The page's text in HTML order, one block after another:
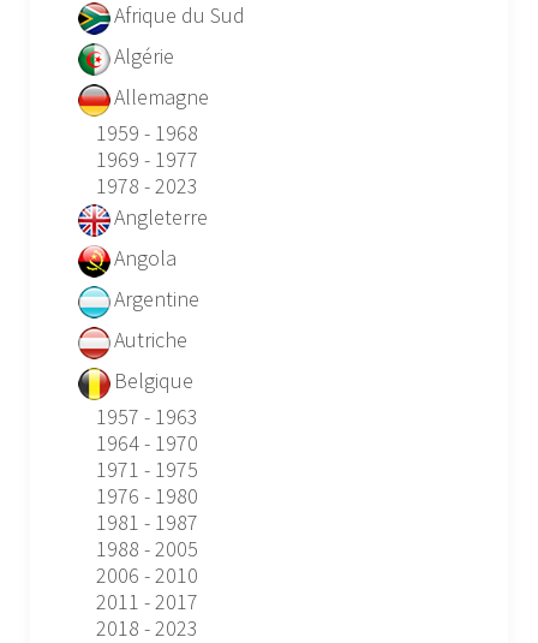
Afrique du Sud
Algérie
Allemagne
1959 - 1968
1969 - 1977
1978 - 2023
Angleterre
Angola
Argentine
Autriche
Belgique
1957 - 1963
1964 - 1970
1971 - 1975
1976 - 1980
1981 - 1987
1988 - 2005
2006 - 2010
2011 - 2017
2018 - 2023